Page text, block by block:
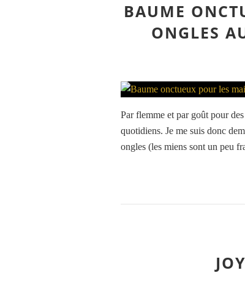
BAUME
ONGLES
Par flemme et par goût pour
quotidiens. Je me suis donc
ongles (les miens sont un peu